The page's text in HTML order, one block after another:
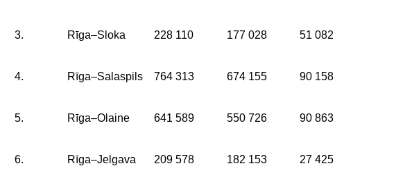
3. Rīga–Sloka 228 110 177 028 51 082
4. Rīga–Salaspils 764 313 674 155 90 158
5. Rīga–Olaine 641 589 550 726 90 863
6. Rīga–Jelgava 209 578 182 153 27 425